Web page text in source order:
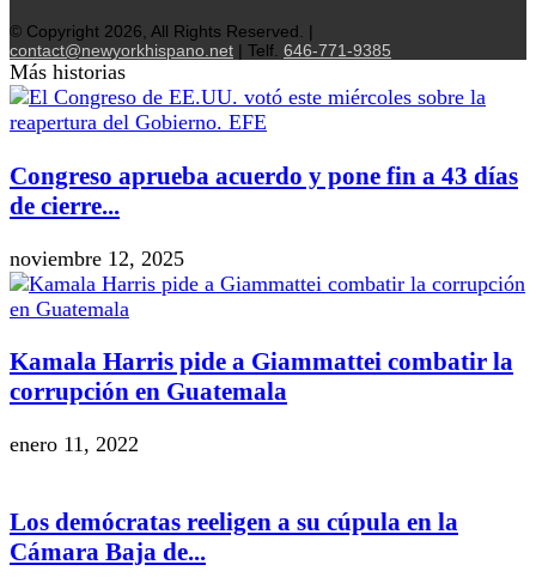
© Copyright 2026, All Rights Reserved. |
contact@newyorkhispano.net | Telf. 646-771-9385
Más historias
Congreso aprueba acuerdo y pone fin a 43 días
de cierre...
noviembre 12, 2025
Kamala Harris pide a Giammattei combatir la
corrupción en Guatemala
enero 11, 2022
Los demócratas reeligen a su cúpula en la
Cámara Baja de...